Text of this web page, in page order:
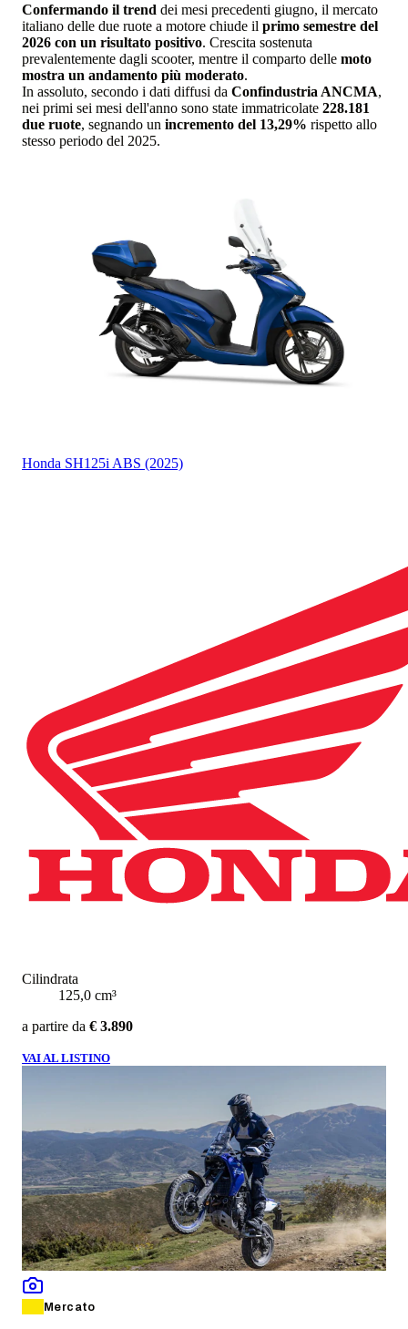
Confermando il trend dei mesi precedenti giugno, il mercato
italiano delle due ruote a motore chiude il primo semestre del
2026 con un risultato positivo. Crescita sostenuta
prevalentemente dagli scooter, mentre il comparto delle moto
mostra un andamento più moderato.
In assoluto, secondo i dati diffusi da Confindustria ANCMA,
nei primi sei mesi dell'anno sono state immatricolate 228.181
due ruote, segnando un incremento del 13,29% rispetto allo
stesso periodo del 2025.
Honda SH125i ABS (2025)
Cilindrata
125,0 cm³
a partire da € 3.890
VAI AL LISTINO
Mercato